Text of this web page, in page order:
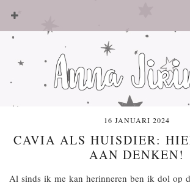
16 JANUARI 2024
CAVIA ALS HUISDIER:
AAN DENKEN!
Al sinds ik me kan herinneren ben ik dol op